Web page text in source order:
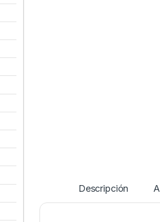
Descripción